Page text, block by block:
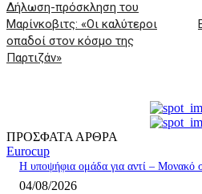
Δήλωση-πρόσκληση του
Μαρίνκοβιτς: «Οι καλύτεροι
οπαδοί στον κόσμο της
Παρτιζάν»
ΠΡΟΣΦΑΤΑ ΑΡΘΡΑ
Eurocup
Η υποψήφια ομάδα για αντί –
04/08/2026